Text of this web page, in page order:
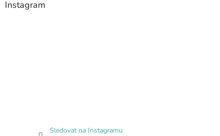
Instagram
Sledovat na Instagramu